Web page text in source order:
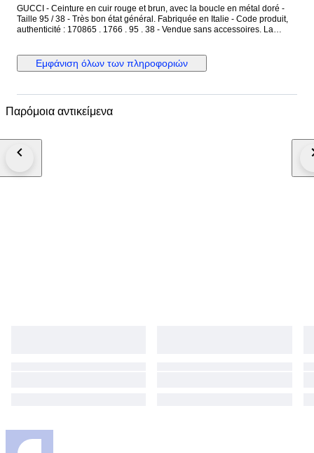
GUCCI - Ceinture en cuir rouge et brun, avec la boucle en métal doré -
Taille 95 / 38 - Très bon état général. Fabriquée en Italie - Code produit,
authenticité : 170865 . 1766 . 95 . 38 - Vendue sans accessoires. La
et toile tressée de couleur rose. Dimensions : Longueur totale 98 cm -
Largeur du cuir 4 cm - Boucle en métal doré : 6,5 cm x 6,5 cm. La ceinture
ceinture a déjà été portée, en très bon état général.
Εμφάνιση όλων των πληροφοριών
Παρόμοια αντικείμενα